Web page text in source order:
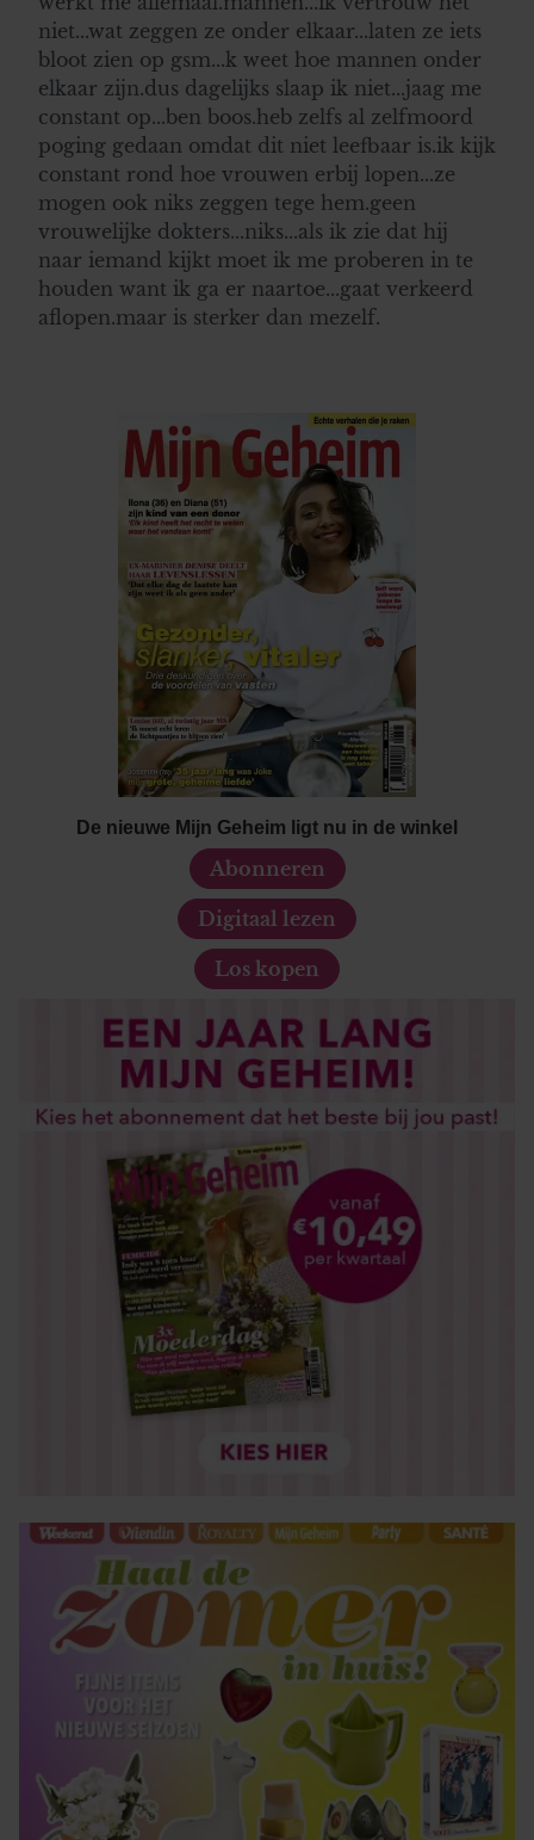
niet...wat zeggen ze onder elkaar...laten ze iets
bloot zien op gsm...k weet hoe mannen onder
elkaar zijn.dus dagelijks slaap ik niet...jaag me
constant op...ben boos.heb zelfs al zelfmoord
poging gedaan omdat dit niet leefbaar is.ik kijk
constant rond hoe vrouwen erbij lopen...ze
mogen ook niks zeggen tege hem.geen
vrouwelijke dokters...niks...als ik zie dat hij
naar iemand kijkt moet ik me proberen in te
houden want ik ga er naartoe...gaat verkeerd
aflopen.maar is sterker dan mezelf.
De nieuwe Mijn Geheim ligt nu in de winkel
Abonneren
Digitaal lezen
Los kopen